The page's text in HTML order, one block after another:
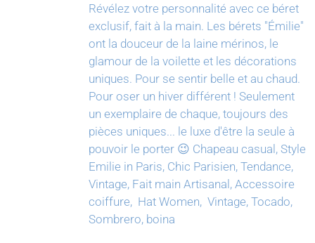
Révélez votre personnalité avec ce béret
exclusif, fait à la main. Les bérets "Émilie"
ont la douceur de la laine mérinos, le
glamour de la voilette et les décorations
uniques. Pour se sentir belle et au chaud.
Pour oser un hiver différent ! Seulement
un exemplaire de chaque, toujours des
pièces uniques... le luxe d'être la seule à
pouvoir le porter 😉 Chapeau casual, Style
Emilie in Paris, Chic Parisien, Tendance,
Vintage, Fait main Artisanal, Accessoire
coiffure, Hat Women, Vintage, Tocado,
Sombrero, boina